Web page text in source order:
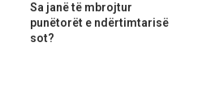
Sa janë të mbrojtur
punëtorët e ndërtimtarisë
sot?